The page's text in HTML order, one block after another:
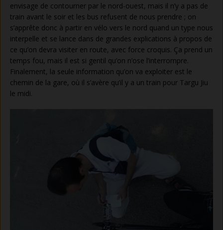
envisage de contourner par le nord-ouest, mais il n’y a pas de
train avant le soir et les bus refusent de nous prendre ; on
s’apprête donc à partir en vélo vers le nord quand un type nous
interpelle et se lance dans de grandes explications à propos de
ce qu’on devra visiter en route, avec force croquis. Ça prend un
temps fou, mais il est si gentil qu’on n’ose l’interrompre.
Finalement, la seule information qu’on va exploiter est le
chemin de la gare, où il s’avère qu’il y a un train pour Targu Jiu
le midi.